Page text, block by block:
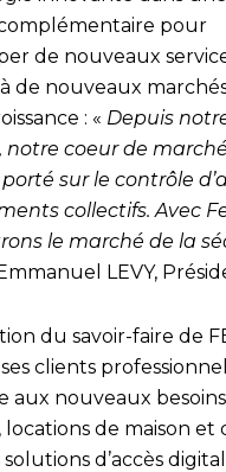
pour
de nouveaux
de nouveaux
: « Depuis
notre coeur de marché
sur le contrôle
collectifs. Avec
le marché de la
LEVY,
du savoir-faire de
ses clients
aux nouveaux
locations de maison et
solutions d’accès